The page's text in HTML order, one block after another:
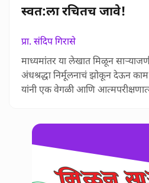
स्वत:ला रचितच जावे!
प्रा. संदिप गिरासे
माध्यमांतर या लेखात मिळून
अंधश्रद्धा निर्मूलनाचं झोकून देऊन काम
यांनी एक वेगळी आणि
जागवण्याचं आवाहन करतात. समाजात
करण्यासाठी कायदे, चळवळी आणि